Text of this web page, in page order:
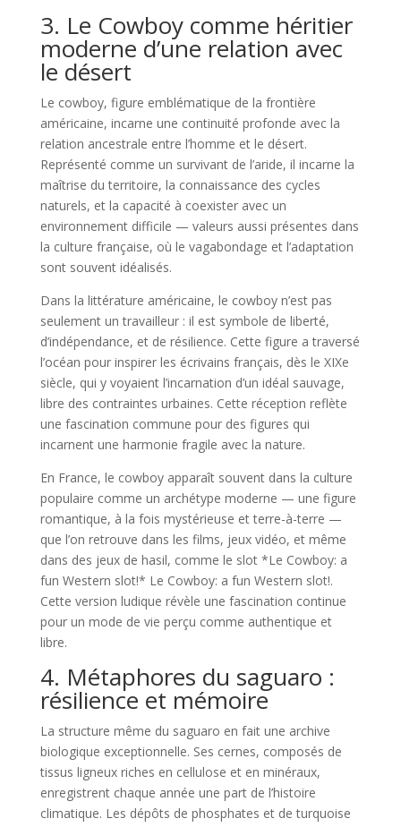
3. Le Cowboy comme héritier
moderne d’une relation avec
le désert
Le cowboy, figure emblématique de la frontière
américaine, incarne une continuité profonde avec la
relation ancestrale entre l’homme et le désert.
Représenté comme un survivant de l’aride, il incarne la
maîtrise du territoire, la connaissance des cycles
naturels, et la capacité à coexister avec un
environnement difficile — valeurs aussi présentes dans
la culture française, où le vagabondage et l’adaptation
sont souvent idéalisés.
Dans la littérature américaine, le cowboy n’est pas
seulement un travailleur : il est symbole de liberté,
d’indépendance, et de résilience. Cette figure a traversé
l’océan pour inspirer les écrivains français, dès le XIXe
siècle, qui y voyaient l’incarnation d’un idéal sauvage,
libre des contraintes urbaines. Cette réception reflète
une fascination commune pour des figures qui
incarnent une harmonie fragile avec la nature.
En France, le cowboy apparaît souvent dans la culture
populaire comme un archétype moderne — une figure
romantique, à la fois mystérieuse et terre-à-terre —
que l’on retrouve dans les films, jeux vidéo, et même
dans des jeux de hasil, comme le slot *Le Cowboy: a
fun Western slot!* Le Cowboy: a fun Western slot!.
Cette version ludique révèle une fascination continue
pour un mode de vie perçu comme authentique et
libre.
4. Métaphores du saguaro :
résilience et mémoire
La structure même du saguaro en fait une archive
biologique exceptionnelle. Ses cernes, composés de
tissus ligneux riches en cellulose et en minéraux,
enregistrent chaque année une part de l’histoire
climatique. Les dépôts de phosphates et de turquoise